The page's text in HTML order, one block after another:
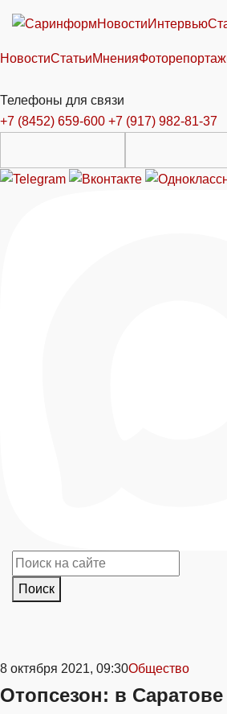
НовостиИнтервью
НовостиСтатьиМнения
Телефоны для связи
+7 (8452) 659-600 +7 (917) 982-81-37
Поиск
8 октября 2021, 09:30Общество
Отопсезон: в